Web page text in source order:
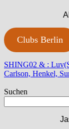
Clubs Berlin
Vorheriger
Beitrag:
SHING02 & :
Nächster
Carlson, Henkel,
Suchen